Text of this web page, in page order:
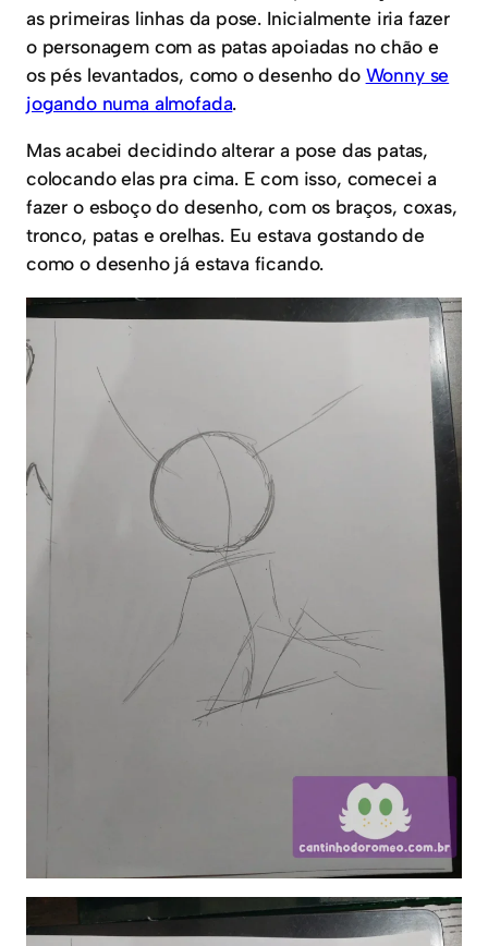
as primeiras linhas da pose. Inicialmente iria fazer
o personagem com as patas apoiadas no chão e
os pés levantados, como o desenho do Wonny se
jogando numa almofada.
Mas acabei decidindo alterar a pose das patas,
colocando elas pra cima. E com isso, comecei a
fazer o esboço do desenho, com os braços, coxas,
tronco, patas e orelhas. Eu estava gostando de
como o desenho já estava ficando.